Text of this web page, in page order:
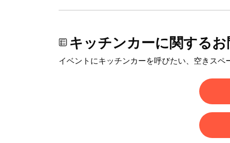
キッチンカーに関する
イベントにキッチンカーを呼びたい、空きス